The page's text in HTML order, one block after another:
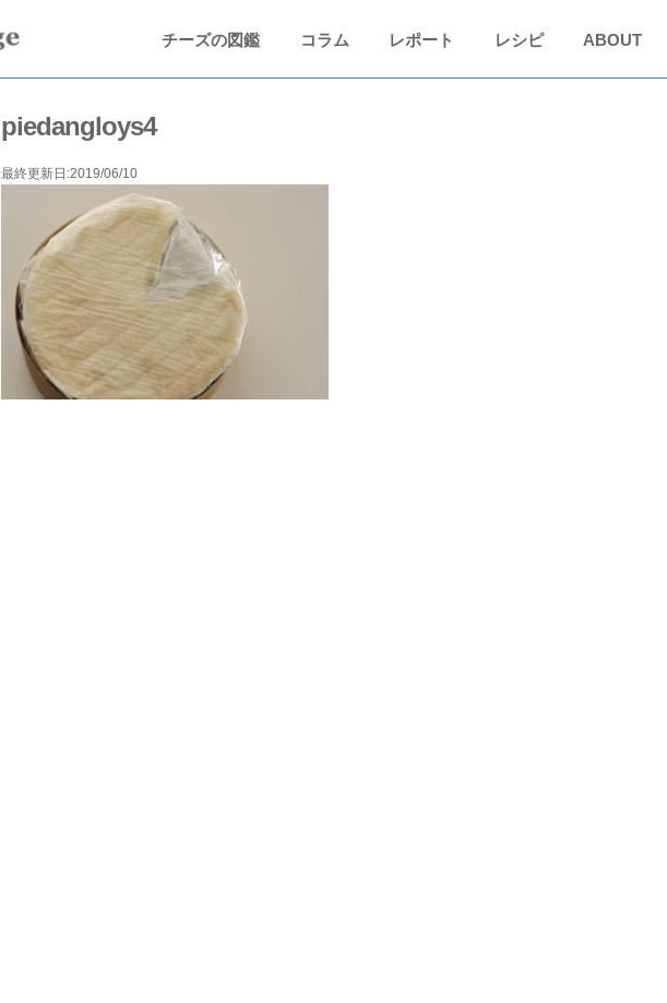
チーズの図鑑 コラム レポート レシピ ABOUT
piedangloys4
最終更新日:2019/06/10